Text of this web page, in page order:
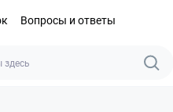
Вопросы и ответы